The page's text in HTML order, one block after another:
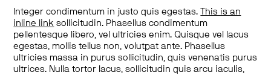
Integer condimentum in justo quis egestas.
This is an
inline link sollicitudin. Phasellus condimentum
pellentesque libero, vel ultricies enim. Quisque vel lacus
egestas, mollis tellus non, volutpat ante. Phasellus
ultricies massa in purus sollicitudin, quis venenatis purus
ultrices. Nulla tortor lacus, sollicitudin quis arcu iaculis,